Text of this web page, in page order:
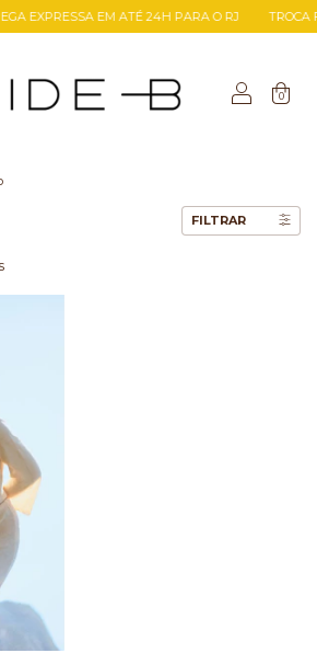
EXPRESSA EM ATÉ 24H PARA O RJ TROCA
0
FILTRAR